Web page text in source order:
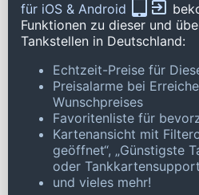
für iOS & Android
Funktionen zu dieser und
Tankstellen in Deutschland:
Echtzeit-Preise für
Preisalarme bei
Wunschpreises
Favoritenliste für
Kartenansicht mit
geöffnet“, „Günstigste
oder Tankkartensupport
und vieles mehr!